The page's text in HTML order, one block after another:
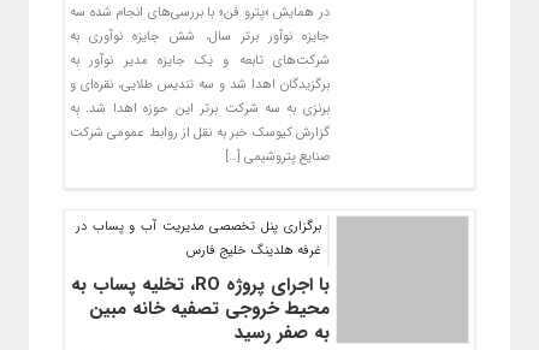
در همایش «پترو فن» با بررسی‌های انجام شده سه
جایزه نوآور برتر سال، شش جایزه نوآوری به
شرکت‌های تابعه و یک جایزه مدیر نوآور به
برگزیدگان اهدا شد و سه تندیس طلایی، نقره‌ای و
برنزی به سه شرکت برتر این حوزه اهدا شد. به
گزارش کیوسک خبر به نقل از روابط عمومی شرکت
صنایع پتروشیمی […]
برگزاری پنل تخصصی مدیریت آب و پساب در
غرفه هلدینگ خلیج فارس
با اجرای پروژه RO، تخلیه پساب به
محیط خروجی تصفیه خانه مبین
به صفر رسید